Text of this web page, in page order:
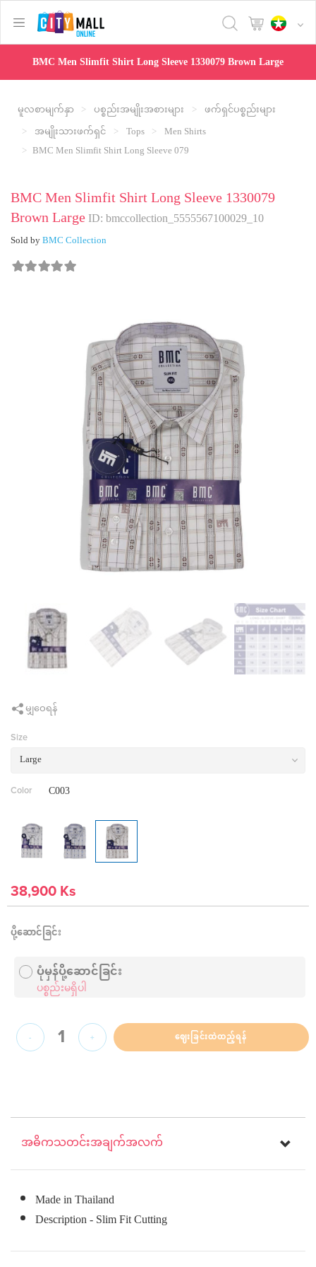
text.skipToContent
text.skipToNavigation
BMC Men Slimfit Shirt Long Sleeve 1330079 Brown Large
မူလစာမျက်နှာ ပစ္စည်းအမျိုးအစားများ
ဖက်ရှင်ပစ္စည်းများ
အမျိုးသားဖက်ရှင်
Tops
Men Shirts
BMC Men Slimfit Shirt Long Sleeve 079
BMC Men Slimfit Shirt Long Sleeve 1330079
Brown LargeID: bmccollection_5555567100029_10
Sold byBMC Collection
မျှဝေရန်
Size
Color C003
38,900 Ks
ပို့ဆောင်ခြင်း
ပုံမှန်ပို့ဆောင်ခြင်း
ပစ္စည်းမရှိပါ
- 1 + ဈေးခြင်းထဲထည့်ရန်
အဓိကသတင်းအချက်အလက်
Made in Thailand
Description - Slim Fit Cutting